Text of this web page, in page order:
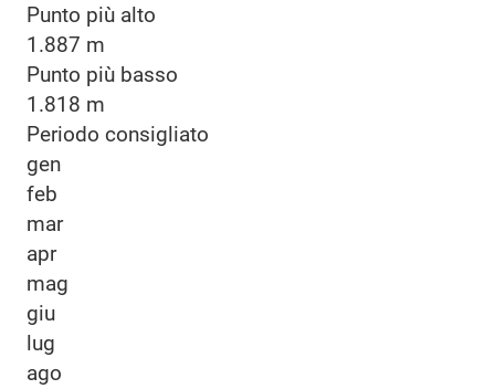
Punto più alto
1.887 m
Punto più basso
1.818 m
Periodo consigliato
gen
feb
mar
apr
mag
giu
lug
ago